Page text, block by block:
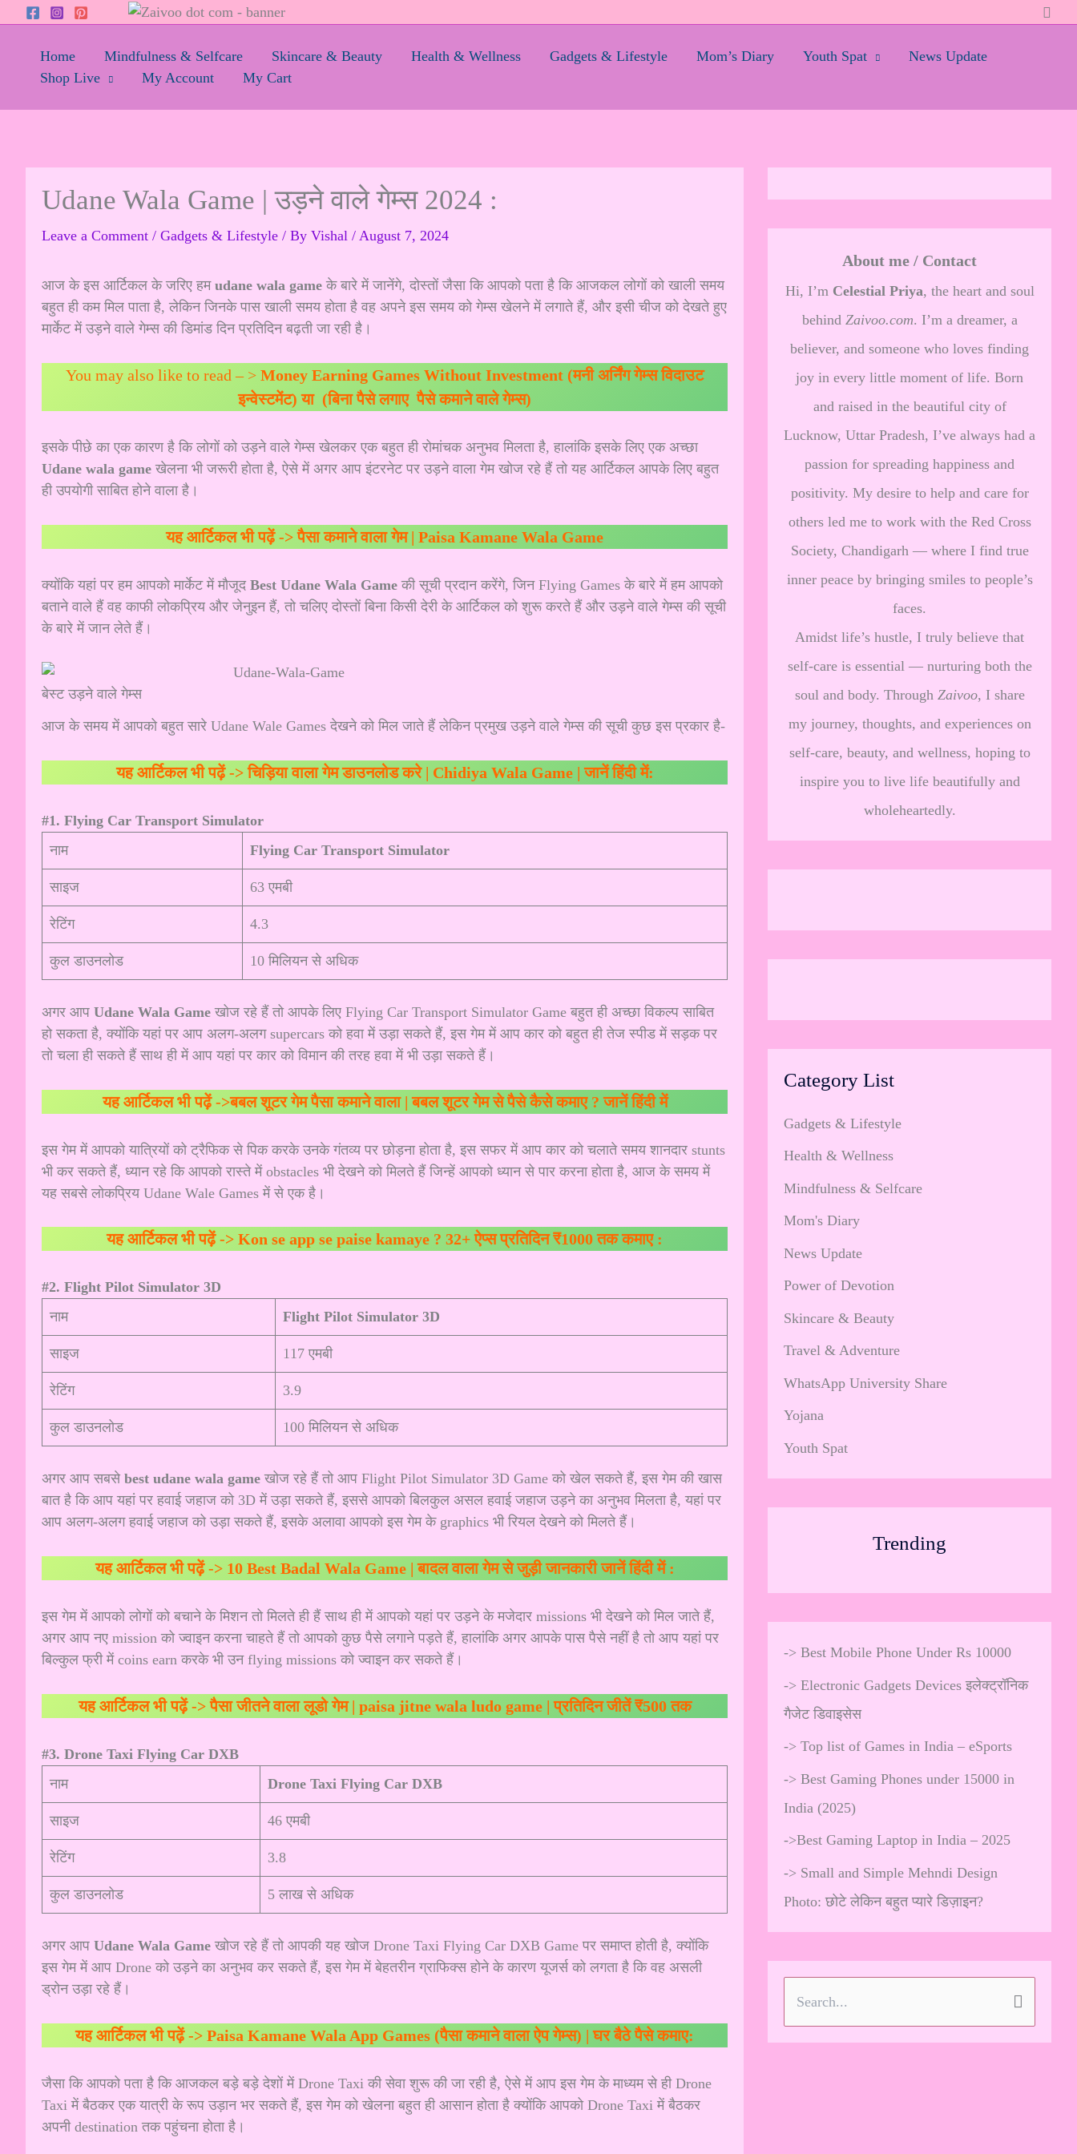
contentHome Mindfulness & Selfcare Skincare & Beauty Health & Wellness Gadgets & Lifestyle Mom’s Diary Youth Spat
News Update
Shop Live
My Account My Cart
Udane Wala Game | उड़ने वाले गेम्स 2024 :
Leave a Comment / Gadgets & Lifestyle / By Vishal / August 7, 2024
आज के इस आर्टिकल के जरिए हम udane wala game के बारे में जानेंगे, दोस्तों जैसा कि आपको पता है कि आजकल लोगों को खाली समय
बहुत ही कम मिल पाता है, लेकिन जिनके पास खाली समय होता है वह अपने इस समय को गेम्स खेलने में लगाते हैं, और इसी चीज को देखते हुए
मार्केट में उड़ने वाले गेम्स की डिमांड दिन प्रतिदिन बढ़ती जा रही है।
You may also like to read – > Money Earning Games Without Investment (मनी अर्निंग गेम्स विदाउट
इन्वेस्टमेंट) या (बिना पैसे लगाए पैसे कमाने वाले गेम्स)
इसके पीछे का एक कारण है कि लोगों को उड़ने वाले गेम्स खेलकर एक बहुत ही रोमांचक अनुभव मिलता है, हालांकि इसके लिए एक अच्छा
Udane wala game खेलना भी जरूरी होता है, ऐसे में अगर आप इंटरनेट पर उड़ने वाला गेम खोज रहे हैं तो यह आर्टिकल आपके लिए बहुत
ही उपयोगी साबित होने वाला है।
यह आर्टिकल भी पढ़ें ->पैसा कमाने वाला गेम | Paisa Kamane Wala Game
क्योंकि यहां पर हम आपको मार्केट में मौजूद Best Udane Wala Game की सूची प्रदान करेंगे, जिन Flying Games के बारे में हम आपको
बताने वाले हैं वह काफी लोकप्रिय और जेनुइन हैं, तो चलिए दोस्तों बिना किसी देरी के आर्टिकल को शुरू करते हैं और उड़ने वाले गेम्स की सूची
के बारे में जान लेते हैं।
बेस्ट उड़ने वाले गेम्स
आज के समय में आपको बहुत सारे Udane Wale Games देखने को मिल जाते हैं लेकिन प्रमुख उड़ने वाले गेम्स की सूची कुछ इस प्रकार है-
यह आर्टिकल भी पढ़ें ->चिड़िया वाला गेम डाउनलोड करे | Chidiya Wala Game | जानें हिंदी में:
#1. Flying Car Transport Simulator
नाम
Flying Car Transport Simulator
साइज 63 एमबी
रेटिंग 4.3
कुल डाउनलोड 10 मिलियन से अधिक
अगर आप Udane Wala Game खोज रहे हैं तो आपके लिए Flying Car Transport Simulator Game बहुत ही अच्छा विकल्प साबित
हो सकता है, क्योंकि यहां पर आप अलग-अलग supercars को हवा में उड़ा सकते हैं, इस गेम में आप कार को बहुत ही तेज स्पीड में सड़क पर
तो चला ही सकते हैं साथ ही में आप यहां पर कार को विमान की तरह हवा में भी उड़ा सकते हैं।
यह आर्टिकल भी पढ़ें ->बबल शूटर गेम पैसा कमाने वाला | बबल शूटर गेम से पैसे कैसे कमाए ? जानें हिंदी में
इस गेम में आपको यात्रियों को ट्रैफिक से पिक करके उनके गंतव्य पर छोड़ना होता है, इस सफर में आप कार को चलाते समय शानदार stunts
भी कर सकते हैं, ध्यान रहे कि आपको रास्ते में obstacles भी देखने को मिलते हैं जिन्हें आपको ध्यान से पार करना होता है, आज के समय में
यह सबसे लोकप्रिय Udane Wale Games में से एक है।
यह आर्टिकल भी पढ़ें -> Kon se app se paise kamaye ? 32+ ऐप्स प्रतिदिन ₹1000 तक कमाए :
#2. Flight Pilot Simulator 3D
नाम
Flight Pilot Simulator 3D
साइज 117 एमबी
रेटिंग 3.9
कुल डाउनलोड 100 मिलियन से अधिक
अगर आप सबसे best udane wala game खोज रहे हैं तो आप Flight Pilot Simulator 3D Game को खेल सकते हैं, इस गेम की खास
बात है कि आप यहां पर हवाई जहाज को 3D में उड़ा सकते हैं, इससे आपको बिलकुल असल हवाई जहाज उड़ने का अनुभव मिलता है, यहां पर
आप अलग-अलग हवाई जहाज को उड़ा सकते हैं, इसके अलावा आपको इस गेम के graphics भी रियल देखने को मिलते हैं।
यह आर्टिकल भी पढ़ें -> 10 Best Badal Wala Game | बादल वाला गेम से जुड़ी जानकारी जानें हिंदी में :
इस गेम में आपको लोगों को बचाने के मिशन तो मिलते ही हैं साथ ही में आपको यहां पर उड़ने के मजेदार missions भी देखने को मिल जाते हैं,
अगर आप नए mission को ज्वाइन करना चाहते हैं तो आपको कुछ पैसे लगाने पड़ते हैं, हालांकि अगर आपके पास पैसे नहीं है तो आप यहां पर
बिल्कुल फ्री में coins earn करके भी उन flying missions को ज्वाइन कर सकते हैं।
यह आर्टिकल भी पढ़ें ->पैसा जीतने वाला लूडो गेम | paisa jitne wala ludo game | प्रतिदिन जीतें ₹500 तक
#3. Drone Taxi Flying Car DXB
नाम
Drone Taxi Flying Car DXB
साइज 46 एमबी
रेटिंग 3.8
कुल डाउनलोड 5 लाख से अधिक
अगर आप Udane Wala Game खोज रहे हैं तो आपकी यह खोज Drone Taxi Flying Car DXB Game पर समाप्त होती है, क्योंकि
इस गेम में आप Drone को उड़ने का अनुभव कर सकते हैं, इस गेम में बेहतरीन ग्राफिक्स होने के कारण यूजर्स को लगता है कि वह असली
ड्रोन उड़ा रहे हैं।
यह आर्टिकल भी पढ़ें -> Paisa Kamane Wala App Games (पैसा कमाने वाला ऐप गेम्स) | घर बैठे पैसे कमाए:
जैसा कि आपको पता है कि आजकल बड़े बड़े देशों में Drone Taxi की सेवा शुरू की जा रही है, ऐसे में आप इस गेम के माध्यम से ही Drone
Taxi में बैठकर एक यात्री के रूप उड़ान भर सकते हैं, इस गेम को खेलना बहुत ही आसान होता है क्योंकि आपको Drone Taxi में बैठकर
अपनी destination तक पहुंचना होता है।
About me / Contact
Hi, I’m Celestial Priya, the heart and soul
behind Zaivoo.com. I’m a dreamer, a
believer, and someone who loves finding
joy in every little moment of life. Born
and raised in the beautiful city of
Lucknow, Uttar Pradesh, I’ve always had a
passion for spreading happiness and
positivity. My desire to help and care for
others led me to work with the Red Cross
Society, Chandigarh — where I find true
inner peace by bringing smiles to people’s
faces.
Amidst life’s hustle, I truly believe that
self-care is essential — nurturing both the
soul and body. Through Zaivoo, I share
my journey, thoughts, and experiences on
self-care, beauty, and wellness, hoping to
inspire you to live life beautifully and
wholeheartedly.
Category List
Gadgets & Lifestyle
Health & Wellness
Mindfulness & Selfcare
Mom's Diary
News Update
Power of Devotion
Skincare & Beauty
Travel & Adventure
WhatsApp University Share
Yojana
Youth Spat
Trending
-> Best Mobile Phone Under Rs 10000
-> Electronic Gadgets Devices इलेक्ट्रॉनिक
गैजेट डिवाइसेस
-> Top list of Games in India – eSports
-> Best Gaming Phones under 15000 in
India (2025)
->Best Gaming Laptop in India – 2025
-> Small and Simple Mehndi Design
Photo: छोटे लेकिन बहुत प्यारे डिज़ाइन?